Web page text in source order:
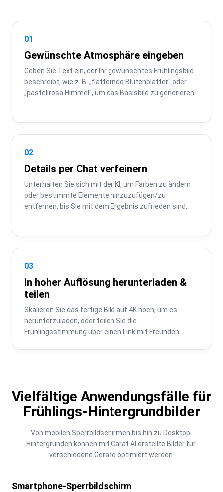
01
Gewünschte Atmosphäre eingeben
Geben Sie Text ein, der Ihr gewünschtes Frühlingsbild
beschreibt, wie z. B. „flatternde Blütenblätter“ oder
„pastellrosa Himmel“, um das Basisbild zu generieren.
02
Details per Chat verfeinern
Unterhalten Sie sich mit der KI, um Farben zu ändern
oder bestimmte Elemente hinzuzufügen/zu
entfernen, bis Sie mit dem Ergebnis zufrieden sind.
03
In hoher Auflösung herunterladen &
teilen
Skalieren Sie das fertige Bild auf 4K hoch, um es
herunterzuladen, oder teilen Sie die
Frühlingsstimmung über einen Link mit Freunden.
Vielfältige Anwendungsfälle für
Frühlings-Hintergrundbilder
Von mobilen Sperrbildschirmen bis hin zu Desktop-
Hintergründen können mit Carat AI erstellte Bilder für
verschiedene Geräte optimiert werden.
Smartphone-Sperrbildschirm